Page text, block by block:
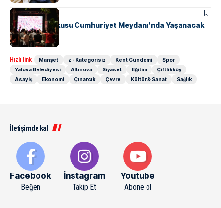
GÜNDEMSPOR
Milli Maç Coşkusu Cumhuriyet Meydanı’nda Yaşanacak
Hızlı link Manşet z - Kategorisiz Kent Gündemi
Spor
Yalova Belediyesi
Altınova Siyaset Eğitim
Çiftlikköy
Asayiş
Ekonomi Çınarcık Çevre Kültür & Sanat Sağlık
İletişimde kal
Facebook
Beğen
İnstagram
Takip Et
Youtube
Abone ol